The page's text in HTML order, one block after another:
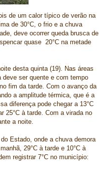
de um calor típico de verão na
de 30°C, o frio e a chuva
deve ocorrer queda brusca de
quase 20°C na metade
desta quinta (19). Nas áreas
ser quente e com tempo
fim da tarde. Com o avanço da
a amplitude térmica, que é a
diferença pode chegar a 13°C
25°C à tarde. Com a virada no
a noite.
Estado, onde a chuva demora
29°C à tarde e 10°C à
registrar 7°C no município: